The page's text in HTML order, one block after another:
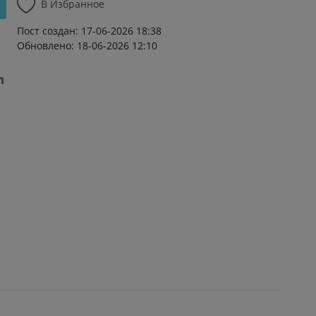
В Избранное
Пост создан: 17-06-2026 18:38
Обновлено: 18-06-2026 12:10